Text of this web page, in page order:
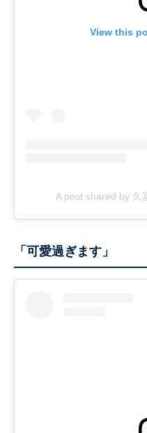
View this
A post shared by 久
「可愛過ぎます」